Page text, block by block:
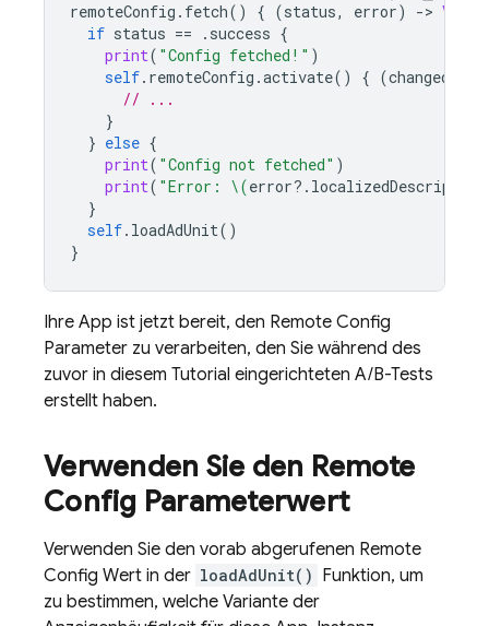
remoteConfig . fetch() { (status, error) -> Void
if status == . success {
print( "Config fetched!" )
self. remoteConfig .activate() { (changed
// ...
}
} else {
print( "Config not fetched" )
print( "Error: \(error?. localizedDescription
}
self. loadAdUnit()
}
Ihre App ist jetzt bereit, den Remote Config
Parameter zu verarbeiten, den Sie während des
zuvor in diesem Tutorial eingerichteten A/B-Tests
erstellt haben.
Verwenden Sie den Remote
Config Parameterwert
Verwenden Sie den vorab abgerufenen Remote
Config Wert in der loadAdUnit() Funktion, um
zu bestimmen, welche Variante der